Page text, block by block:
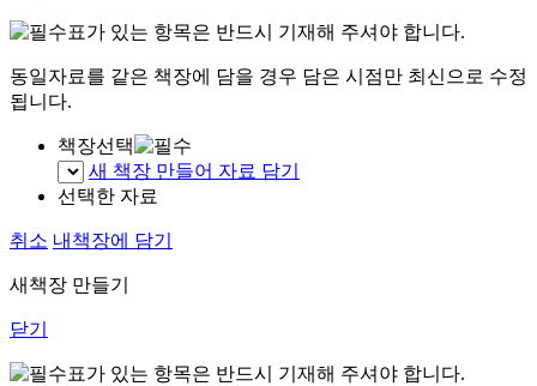
표가 있는 항목은 반드시 기재해 주셔야 합니다.
동일자료를 같은 책장에 담을 경우 담은 시점만 최신으로 수정
됩니다.
책장선택
새 책장 만들어 자료 담기
선택한 자료
취소 내책장에 담기
새책장 만들기
닫기
표가 있는 항목은 반드시 기재해 주셔야 합니다.